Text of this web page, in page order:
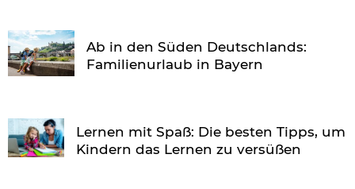
Ab in den Süden Deutschlands:
Familienurlaub in Bayern
Lernen mit Spaß: Die besten Tipps, um
Kindern das Lernen zu versüßen